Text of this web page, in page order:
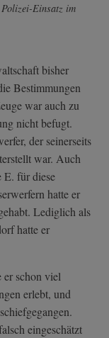
Einsatz im
bisher
Bestimmungen
war auch zu
nicht befugt.
der seinerseits
war. Auch
E. für diese
hatte er
Lediglich als
hatte er
er schon viel
erlebt, und
eingeschätzt